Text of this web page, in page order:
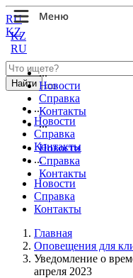
KZ
RU
...
Новости
Справка
Контакты
...
Новости
Справка
Контакты
RU
KZ
Найти
...
Новости
Справка
Контакты
...
Новости
Справка
Контакты
Главная
Оповещения для
Уведомление о
апреля 2023